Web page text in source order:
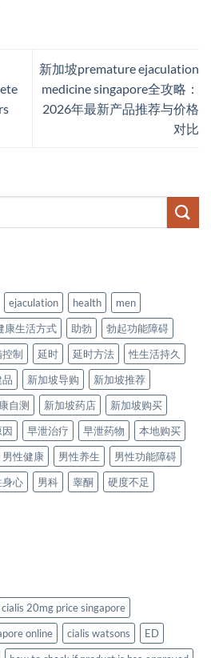
新加坡premature ejaculation
medicine singapore全攻略：
2026年最新产品推荐与价格
对比
ejaculation health
men
康生活方式 助勃
勃起功能障碍
制 延时 延时方法
性生活持久
新加坡导购
新加坡推荐
自测 新加坡药店
新加坡购买
早泄治疗 早泄药物
本地购买
男性健康 男性养生
男性功能障碍
身心 男科 睾酮
硬度不足
cialis 20mg price singapore
online cialis watsons
ED